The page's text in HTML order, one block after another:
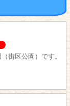
街区公園）です。